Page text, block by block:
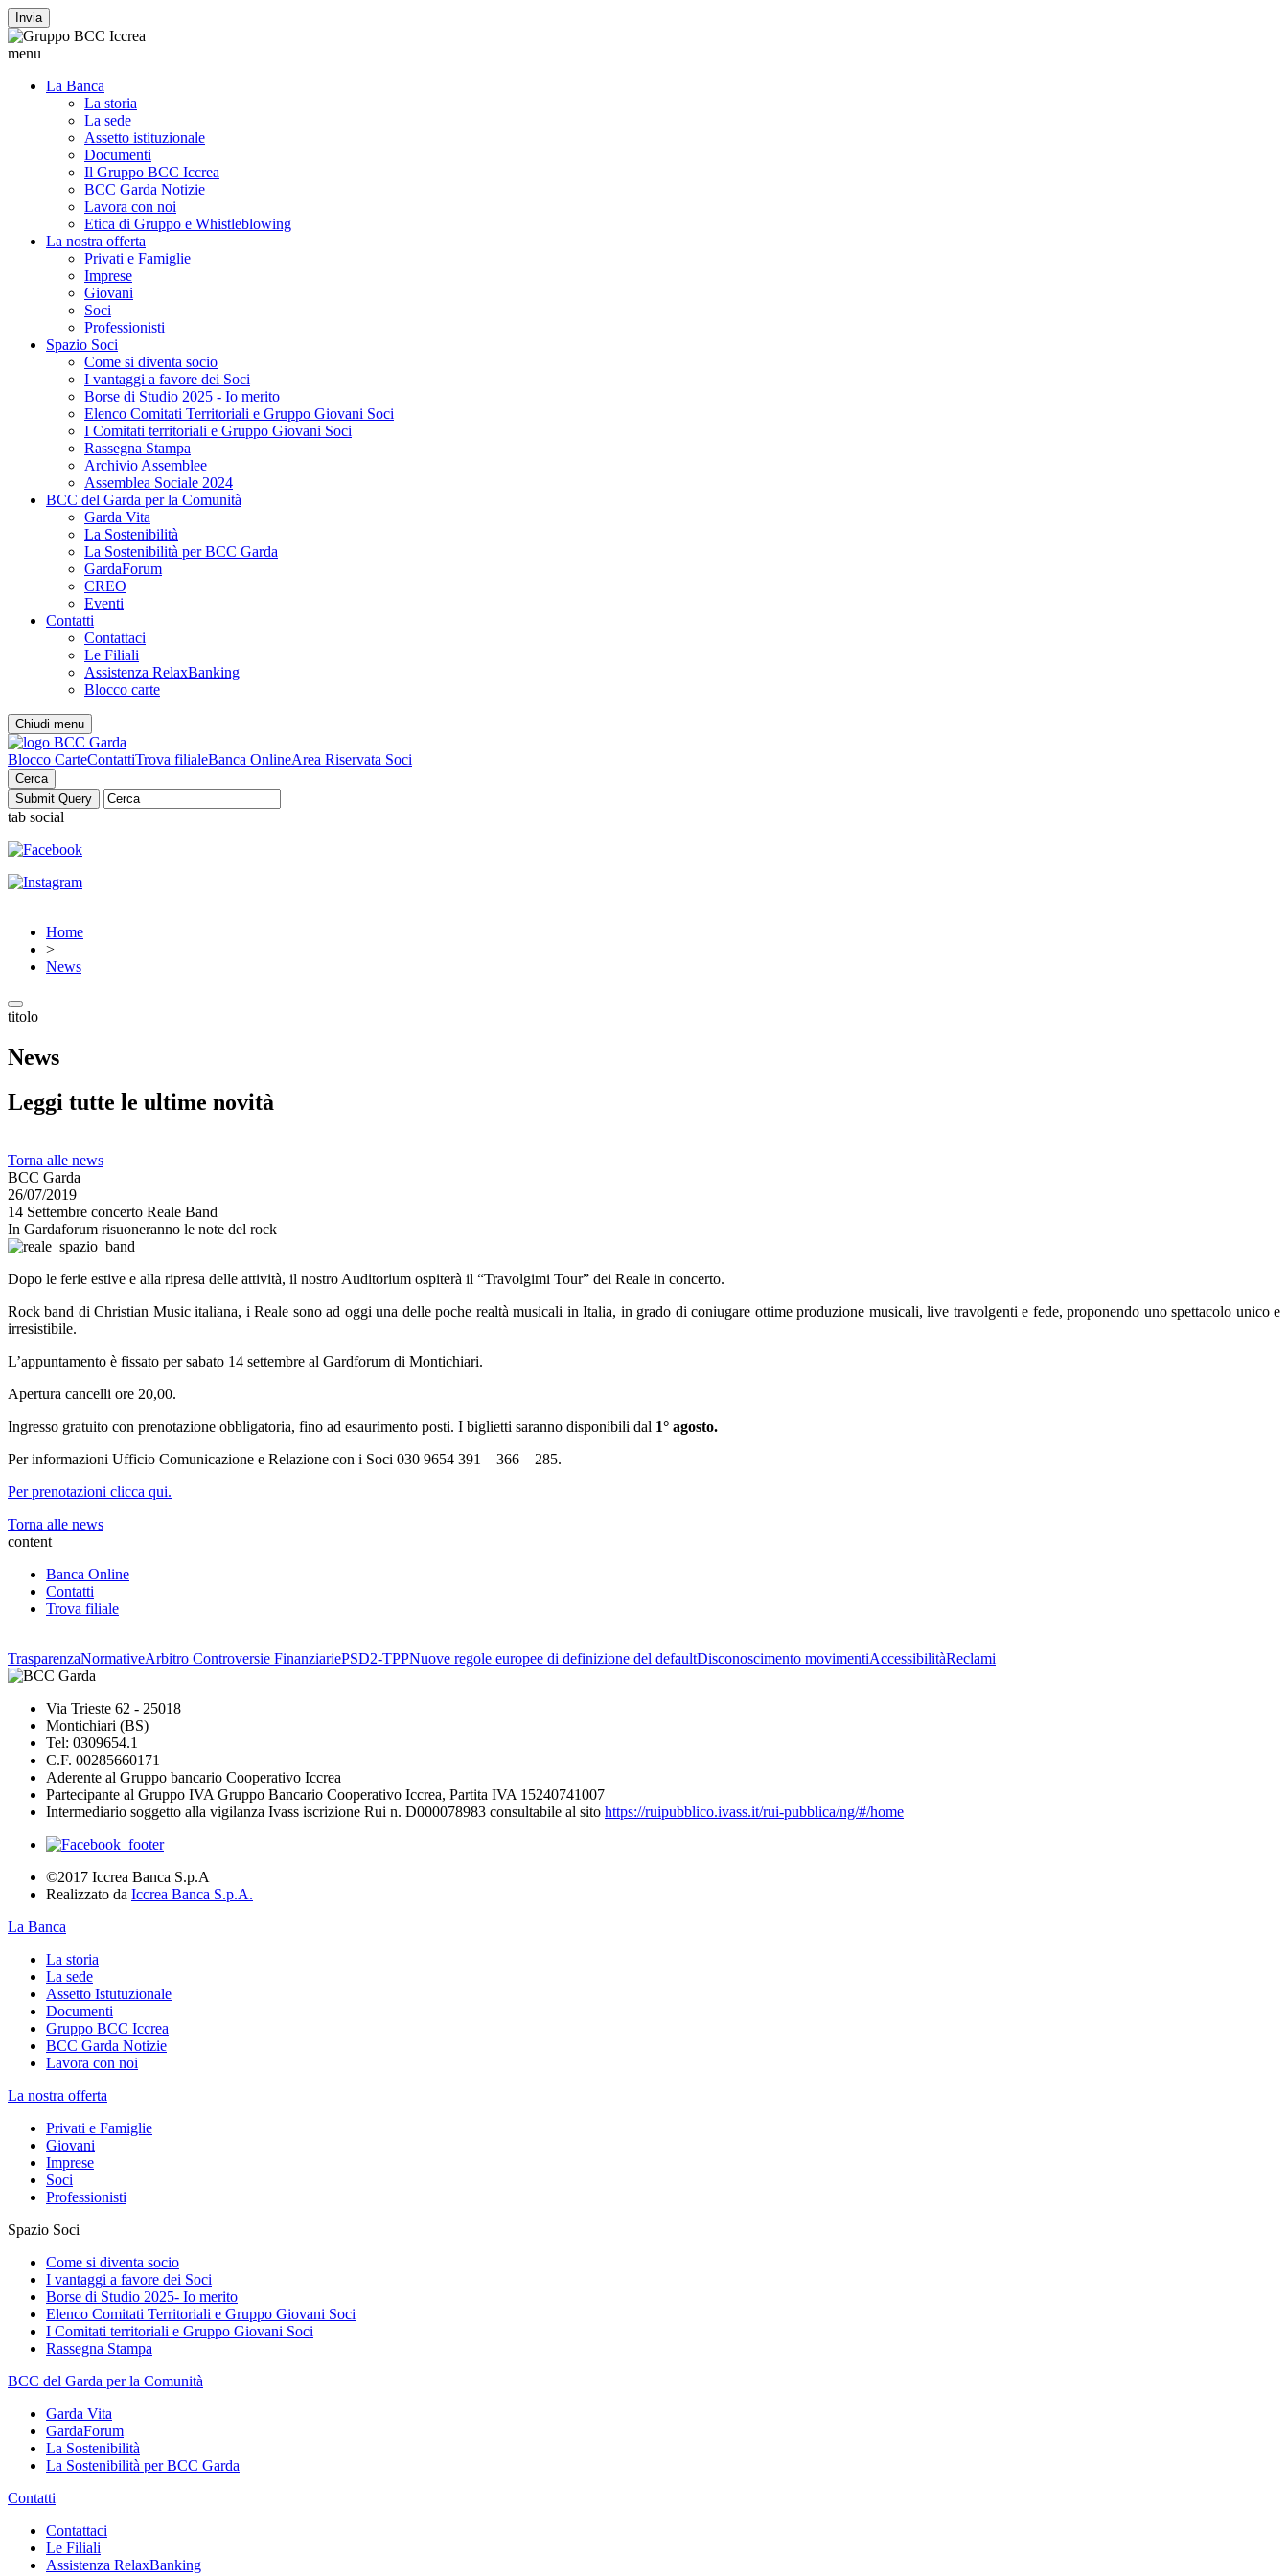
Invia
menu
La Banca
La storia
La sede
Assetto istituzionale
Documenti
Il Gruppo BCC Iccrea
BCC Garda Notizie
Lavora con noi
Etica di Gruppo e Whistleblowing
La nostra offerta
Privati e Famiglie
Imprese
Giovani
Soci
Professionisti
Spazio Soci
Come si diventa socio
I vantaggi a favore dei Soci
Borse di Studio 2025 - Io merito
Elenco Comitati Territoriali e Gruppo Giovani Soci
I Comitati territoriali e Gruppo Giovani Soci
Rassegna Stampa
Archivio Assemblee
Assemblea Sociale 2024
BCC del Garda per la Comunità
Garda Vita
La Sostenibilità
La Sostenibilità per BCC Garda
GardaForum
CREO
Eventi
Contatti
Contattaci
Le Filiali
Assistenza RelaxBanking
Blocco carte
Chiudi menu
Blocco CarteContattiTrova filialeBanca OnlineArea Riservata Soci
Cerca
tab social
Home
>
News
titolo
News
Leggi tutte le ultime novità
Torna alle news
BCC Garda
26/07/2019
14 Settembre concerto Reale Band
In Gardaforum risuoneranno le note del rock
Dopo le ferie estive e alla ripresa delle attività, il nostro Auditorium ospiterà il “Travolgimi Tour” dei Reale in concerto.
Rock band di Christian Music italiana, i Reale sono ad oggi una delle poche realtà musicali in Italia, in grado di coniugare ottime produzione musicali, live travolgenti e fede, proponendo uno spettacolo unico e
irresistibile.
L’appuntamento è fissato per sabato 14 settembre al Gardforum di Montichiari.
Apertura cancelli ore 20,00.
Ingresso gratuito con prenotazione obbligatoria, fino ad esaurimento posti. I biglietti saranno disponibili dal 1° agosto.
Per informazioni Ufficio Comunicazione e Relazione con i Soci 030 9654 391 – 366 – 285.
Per prenotazioni clicca qui.
Torna alle news
content
Banca Online
Contatti
Trova filiale
TrasparenzaNormativeArbitro Controversie FinanziariePSD2-TPPNuove regole europee di definizione del defaultDisconoscimento movimentiAccessibilitàReclami
Via Trieste 62 - 25018
Montichiari (BS)
Tel: 0309654.1
C.F. 00285660171
Aderente al Gruppo bancario Cooperativo Iccrea
Partecipante al Gruppo IVA Gruppo Bancario Cooperativo Iccrea, Partita IVA 15240741007
Intermediario soggetto alla vigilanza Ivass iscrizione Rui n. D000078983 consultabile al sito https://ruipubblico.ivass.it/rui-pubblica/ng/#/home
©2017 Iccrea Banca S.p.A
Realizzato da Iccrea Banca S.p.A.
La Banca
La storia
La sede
Assetto Istutuzionale
Documenti
Gruppo BCC Iccrea
BCC Garda Notizie
Lavora con noi
La nostra offerta
Privati e Famiglie
Giovani
Imprese
Soci
Professionisti
Spazio Soci
Come si diventa socio
I vantaggi a favore dei Soci
Borse di Studio 2025- Io merito
Elenco Comitati Territoriali e Gruppo Giovani Soci
I Comitati territoriali e Gruppo Giovani Soci
Rassegna Stampa
BCC del Garda per la Comunità
Garda Vita
GardaForum
La Sostenibilità
La Sostenibilità per BCC Garda
Contatti
Contattaci
Le Filiali
Assistenza RelaxBanking